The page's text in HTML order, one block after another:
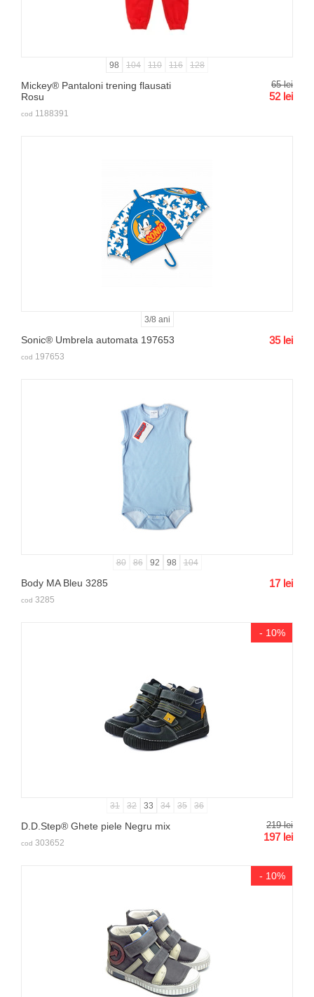
98 104 110 116 128
Mickey® Pantaloni trening flausati
Rosu
65 lei
52 lei
cod 1188391
3/8 ani
Sonic® Umbrela automata 197653 35 lei
cod 197653
80 86 92 98 104
Body MA Bleu 3285 17 lei
cod 3285
- 10%
31 32 33 34 35 36
D.D.Step® Ghete piele Negru mix 219 lei
197 lei
cod 303652
- 10%